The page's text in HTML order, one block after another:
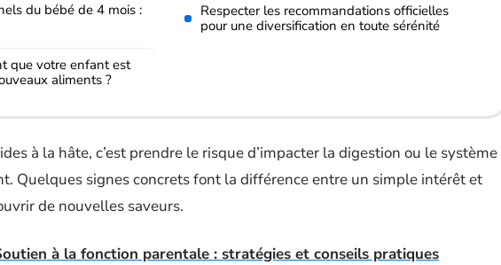
du bébé de 4 mois :
que votre enfant est
aliments ?
Respecter les recommandations officielles
pour une diversification en toute sérénité
à la hâte, c’est prendre le risque d’impacter la digestion ou le système
Quelques signes concrets font la différence entre un simple intérêt et
de nouvelles saveurs.
à la fonction parentale : stratégies et conseils pratiques